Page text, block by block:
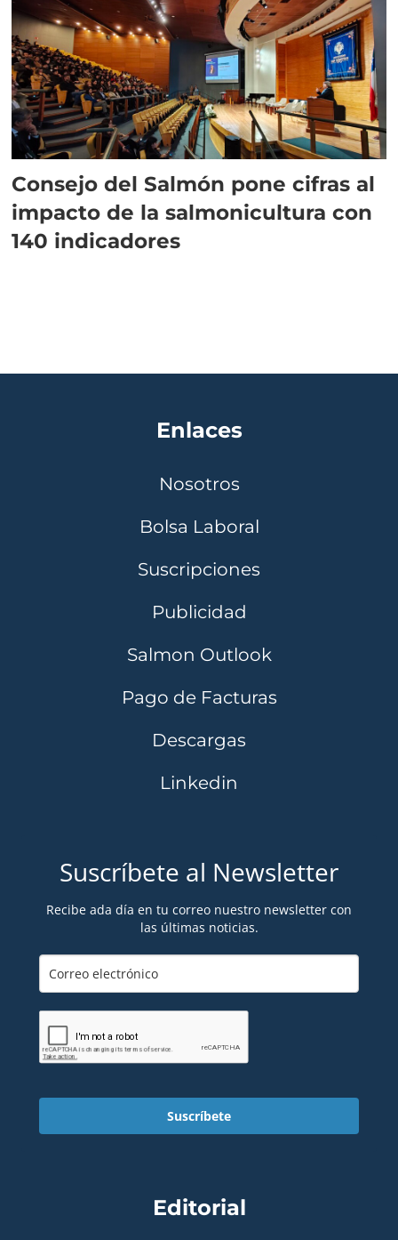
Consejo del Salmón pone cifras al
impacto de la salmonicultura con
140 indicadores
Enlaces
Nosotros
Bolsa Laboral
Suscripciones
Publicidad
Salmon Outlook
Pago de Facturas
Descargas
Linkedin
Suscríbete al Newsletter
Recibe ada día en tu correo nuestro newsletter con
las últimas noticias.
Suscríbete
Editorial